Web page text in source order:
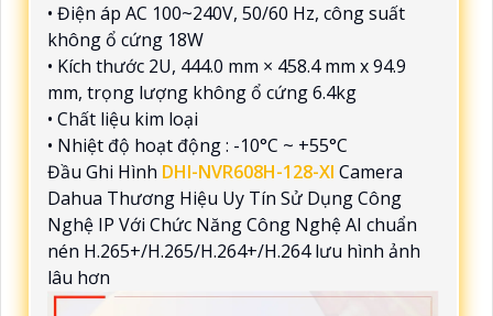
• Điện áp AC 100~240V, 50/60 Hz, công suất
không ổ cứng 18W
• Kích thước 2U, 444.0 mm × 458.4 mm x 94.9
mm, trọng lượng không ổ cứng 6.4kg
• Chất liệu kim loại
• Nhiệt độ hoạt động : -10°C ~ +55°C
Đầu Ghi Hình DHI-NVR608H-128-XI Camera
Dahua Thương Hiệu Uy Tín Sử Dụng Công
Nghệ IP Với Chức Năng Công Nghệ AI chuẩn
nén H.265+/H.265/H.264+/H.264 lưu hình ảnh
lâu hơn